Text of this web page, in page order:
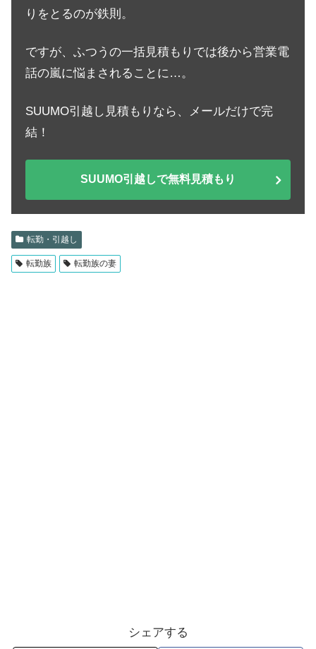
りをとるのが鉄則。
ですが、ふつうの一括見積もりでは後から営業電
話の嵐に悩まされることに…。
SUUMO引越し見積もりなら、メールだけで完
結！
SUUMO引越しで無料見積もり
転勤・引越し
転勤族 転勤族の妻
シェアする